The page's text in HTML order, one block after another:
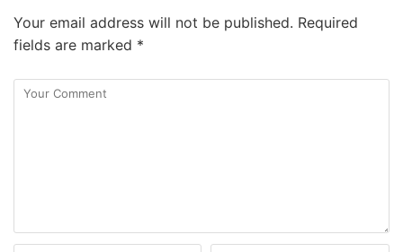
Your email address will not be published. Required
fields are marked *